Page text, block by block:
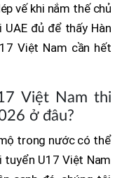
vế khi nắm thế chủ
đủ để thấy Hàn
Việt Nam cần hết
Việt Nam thi
ở đâu?
trong nước có thể
U17 Việt Nam